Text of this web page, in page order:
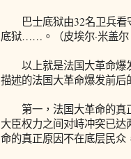
巴士底狱由32名卫兵看
底狱……。（皮埃尔·米盖尔
以上就是法国大革命爆
描述的法国大革命爆发前后
第一，法国大革命的真正
大臣权力之间对峙冲突已
命的真正原因不在底层民众